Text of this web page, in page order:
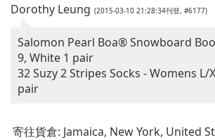
Dorothy Leung (2015-03-10 21:28:34刊登, #6177)
Salomon Pearl Boa® Snowboard
9, White 1 pair
32 Suzy 2 Stripes Socks - Womens L/
pair
寄往貨倉: Jamaica, New York, United